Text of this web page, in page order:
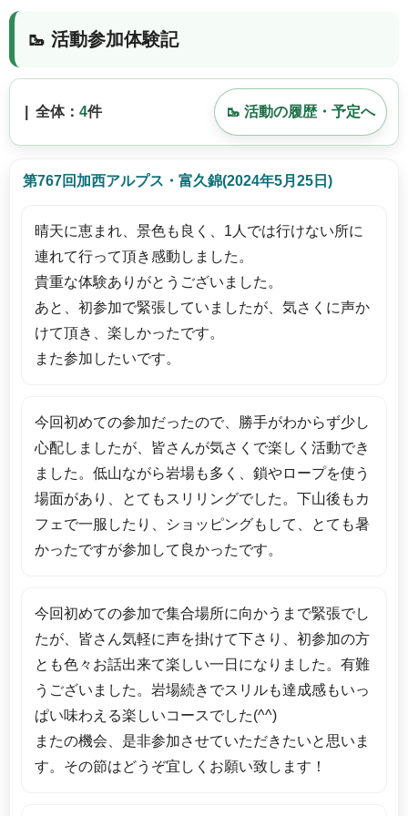
🥾 活動参加体験記
| 全体： 4件 🥾 活動の履歴・予定へ
第767回加西アルプス・富久錦(2024年5月25日)
晴天に恵まれ、景色も良く、1人では行けない所に
連れて行って頂き感動しました。
貴重な体験ありがとうございました。
あと、初参加で緊張していましたが、気さくに声か
けて頂き、楽しかったです。
また参加したいです。
今回初めての参加だったので、勝手がわからず少し
心配しましたが、皆さんが気さくで楽しく活動でき
ました。低山ながら岩場も多く、鎖やロープを使う
場面があり、とてもスリリングでした。下山後もカ
フェで一服したり、ショッピングもして、とても暑
かったですが参加して良かったです。
今回初めての参加で集合場所に向かうまで緊張でし
たが、皆さん気軽に声を掛けて下さり、初参加の方
とも色々お話出来て楽しい一日になりました。有難
うございました。岩場続きでスリルも達成感もいっ
ぱい味わえる楽しいコースでした(^^)
またの機会、是非参加させていただきたいと思いま
す。その節はどうぞ宜しくお願い致します！